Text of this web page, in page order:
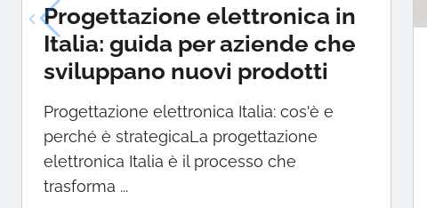
Progettazione elettronica in
Italia: guida per aziende che
sviluppano nuovi prodotti
Progettazione elettronica Italia: cos'è e
perché è strategicaLa progettazione
elettronica Italia è il processo che
trasforma ...